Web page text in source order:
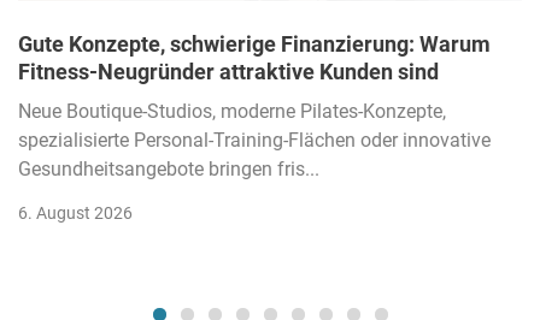
Gute Konzepte, schwierige Finanzierung: Warum
Fitness-Neugründer attraktive Kunden sind
Neue Boutique-Studios, moderne Pilates-Konzepte,
spezialisierte Personal-Training-Flächen oder innovative
Gesundheitsangebote bringen fris...
6. August 2026